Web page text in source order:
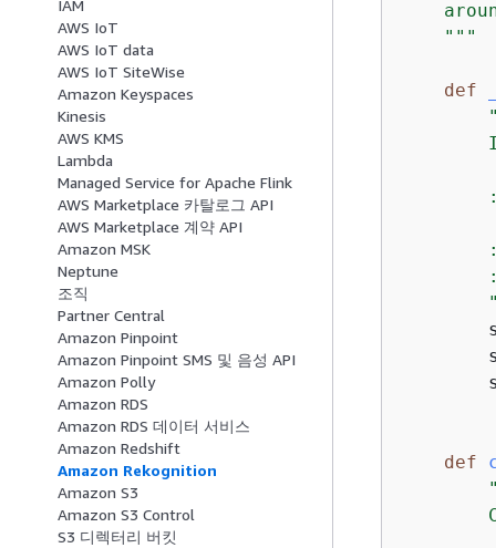
IAM
AWS IoT
AWS IoT data
AWS IoT SiteWise
Amazon Keyspaces
Kinesis
AWS KMS
Lambda
Managed Service for Apache Flink
AWS Marketplace 카탈로그 API
AWS Marketplace 계약 API
Amazon MSK
Neptune
조직
Partner Central
Amazon Pinpoint
Amazon Pinpoint SMS 및 음성 API
Amazon Polly
Amazon RDS
Amazon RDS 데이터 서비스
Amazon Redshift
Amazon Rekognition
Amazon S3
Amazon S3 Control
S3 디렉터리 버킷
    """
def
def